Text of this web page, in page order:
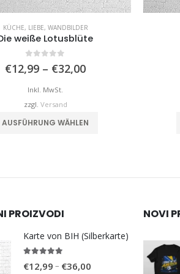
KÜCHE, LIEBE, WANDBILDER
weiße Lotusblüte
€12,99 – €32,00Preisspanne:
Inkl. MwSt.
zzgl. Versand
AUSFÜHRUNG WÄHLEN
PROIZVODI
Karte von BIH (Silberkarte)
€12,99 – €36,00
NOVI